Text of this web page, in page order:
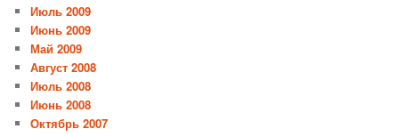
Июль 2009
Июнь 2009
Май 2009
Август 2008
Июль 2008
Июнь 2008
Октябрь 2007